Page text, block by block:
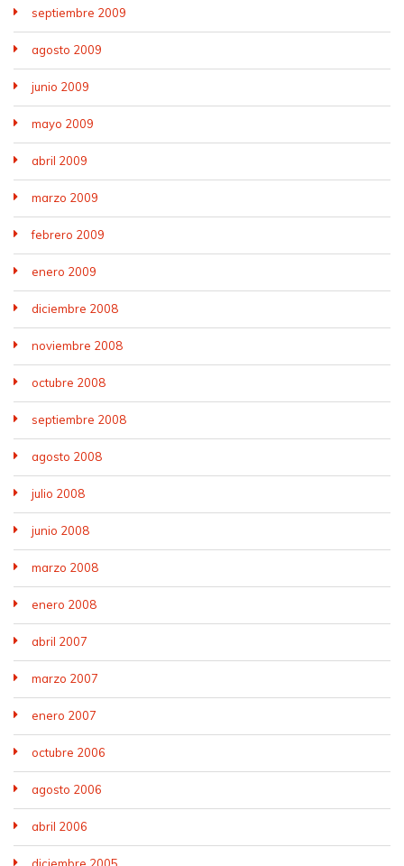
septiembre 2009
agosto 2009
junio 2009
mayo 2009
abril 2009
marzo 2009
febrero 2009
enero 2009
diciembre 2008
noviembre 2008
octubre 2008
septiembre 2008
agosto 2008
julio 2008
junio 2008
marzo 2008
enero 2008
abril 2007
marzo 2007
enero 2007
octubre 2006
agosto 2006
abril 2006